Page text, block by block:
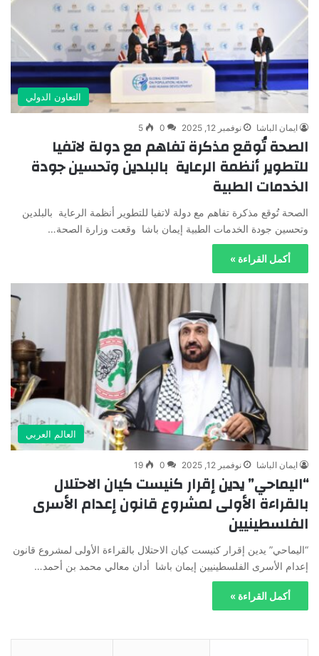
التعاون الدولي
ايمان الباشا نوفمبر 12, 2025 0
5
الصحة تُوقع مذكرة تفاهم مع دولة لاتفيا
للتطوير أنظمة الرعاية بالبلدين وتحسين جودة
الخدمات الطبية
الصحة تُوقع مذكرة تفاهم مع دولة لاتفيا للتطوير أنظمة الرعاية بالبلدين
وتحسين جودة الخدمات الطبية إيمان باشا وقعت وزارة الصحة…
أكمل القراءة »
العالم العربي
ايمان الباشا نوفمبر 12, 2025 0
19
“اليماحي” يدين إقرار كنيست كيان الاحتلال
بالقراءة الأولى لمشروع قانون إعدام الأسرى
الفلسطينيين
“اليماحي” يدين إقرار كنيست كيان الاحتلال بالقراءة الأولى لمشروع قانون
إعدام الأسرى الفلسطينيين إيمان باشا أدان معالي محمد بن أحمد…
أكمل القراءة »